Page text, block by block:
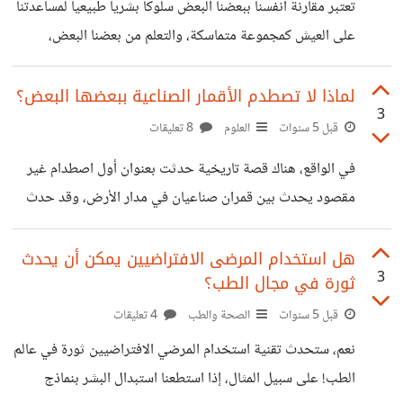
لذلك يبدو على أنه مظلم، و السبب أن ترليونات النجوم
تعتبر مقارنة أنفسنا ببعضنا البعض سلوكاً بشرياً طبيعياً لمساعدتنا
على العيش كمجموعة متماسكة، والتعلم من بعضنا البعض،
استكشاف وفهم مكانتنا في الحياة، ولكن إذا اعتمدنا عليها كثيرًا
لتحديد قيمتنا، فإنها تضعف هويتنا وتجعلنا نتساءل عن قيمنا
ونشعر بأننا لسنا كافيين . باختصار، الاستمرار في المقارنة يمكن
تحقيق أهدافنا الشخصية، وهي معاملة غير عادلة للذات لما فيها
من تجاهل نقاط القوة والتركيز فقط على نقاط الضعف . لذا
برأيكم كيف
3
لماذا لا تصطدم الأقمار الصناعية ببعضها البعض؟
قبل 5 سنوات العلوم
في الواقع، هناك قصة تاريخية حدثت بعنوان أول اصطدام غير
مقصود يحدث بين قمران صناعيان في مدار الأرض، وقد حدث
ذلك في الماضي، ففي فبراير عام ٢٠٠٩، اصطدم قمران صناعيان
أمريكي وروسي ببعضهما. وفق بيانات الجيش الأمريكي، أن
القمران الصناعيان كانوا يدوران حول الأرض باتجاه متعاكس
بسرعة تفوق 20 ألف كيلومتر في الساعة، مما أسفر عن تحطُّمهما
بشكل كامل بسبب السرعة الفائقة لكليهما، فتكونت سحابتين
كبيرتين من الحطام بعد الحادث، إضافاً انه لم يتحدد بعد مدى
3
هل استخدام المرضى الافتراضيين يمكن أن يحدث
ثورة في مجال الطب؟
قبل 5 سنوات الصحة والطب
نعم، ستحدث تقنية استخدام المرضي الافتراضيين ثورة في عالم
الطب! على سبيل المثال، إذا استطعنا استبدال البشر بنماذج